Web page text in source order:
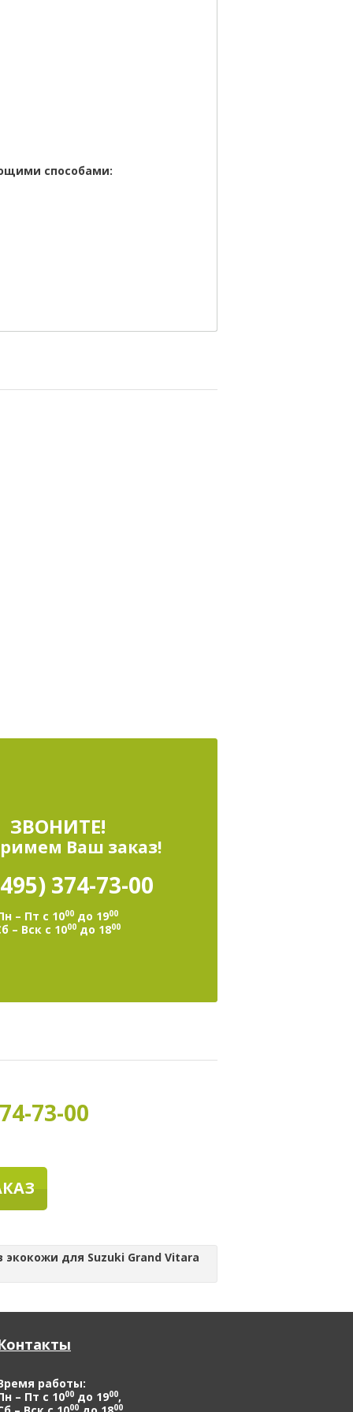
способами:
ЗВОНИТЕ!
Ваш заказ!
374-73-00
– Пт с 1000 до 1900
– Вск с 1000 до 1800
73-00
экокожи для Suzuki Grand Vitara
работы:
– Пт с 1000 до 1900,
00 00